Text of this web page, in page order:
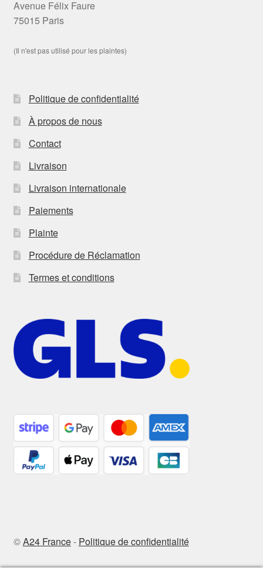
Avenue Félix Faure
75015 Paris
(Il n'est pas utilisé pour les plaintes)
Politique de confidentialité
À propos de nous
Contact
Livraison
Livraison internationale
Paiements
Plainte
Procédure de Réclamation
Termes et conditions
©A24 France- Politique de confidentialité